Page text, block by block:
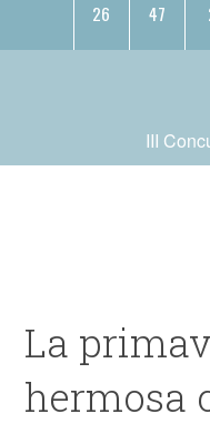
26 47
III
La
hermosa